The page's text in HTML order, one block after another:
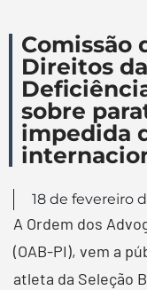
Comissão
Direitos
sobre
impedida
18 de fevereiro
A Ordem dos
(OAB-PI), vem a
atleta da Seleção